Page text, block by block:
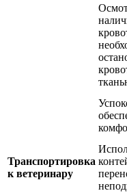
Транспортировка
к ветеринару